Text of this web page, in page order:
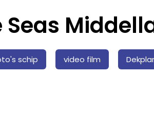
schip video film